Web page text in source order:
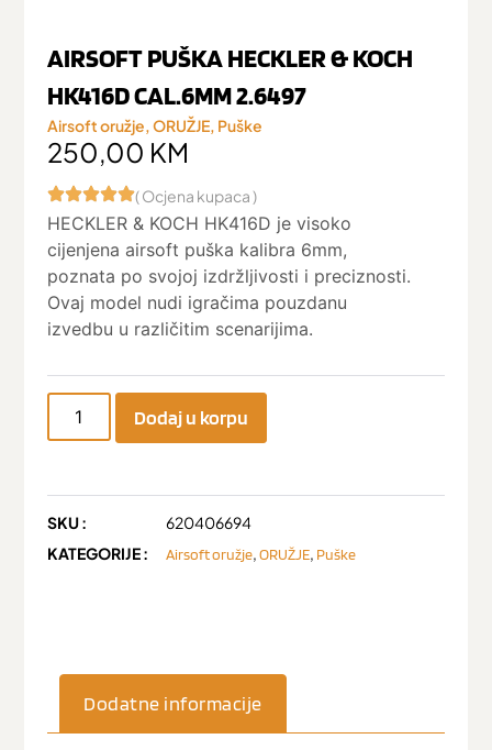
AIRSOFT PUŠKA HECKLER & KOCH
HK416D CAL.6MM 2.6497
Airsoft oružje,ORUŽJE, Puške
250,00 KM
( Ocjena kupaca )
HECKLER & KOCH HK416D je visoko
cijenjena airsoft puška kalibra 6mm,
poznata po svojoj izdržljivosti i preciznosti.
Ovaj model nudi igračima pouzdanu
izvedbu u različitim scenarijima.
Dodaj u korpu
SKU :
620406694
KATEGORIJE :
Airsoft oružje,ORUŽJE, Puške
Dodatne informacije